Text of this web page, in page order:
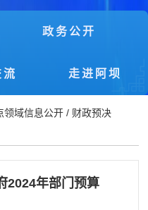
政务公开
流 走进阿坝
领域信息公开 / 财政预决
2024年部门预算